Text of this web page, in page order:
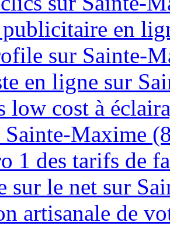
en
sur Sainte-
en ligne sur
low cost à
Maxime
1 des tarifs de
sur le net sur
artisanale de